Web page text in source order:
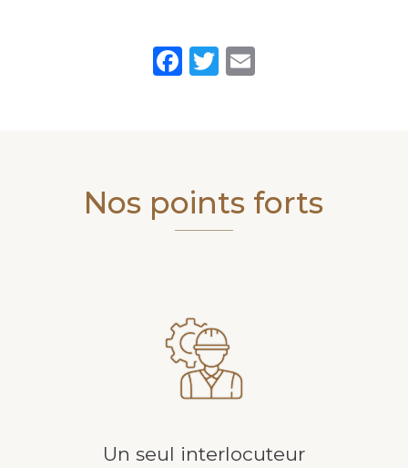
Facebook
Twitter
Nos points forts
Un seul interlocuteur